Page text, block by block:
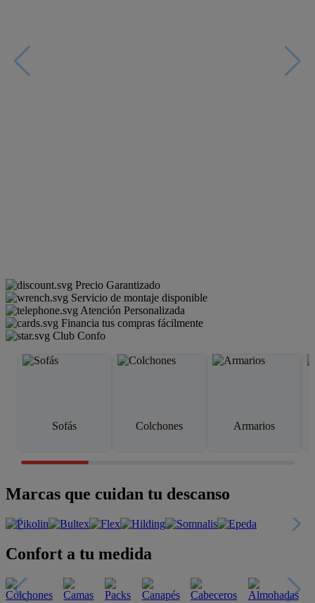
Precio Garantizado
Servicio de montaje disponible
Atención Personalizada
Financia tus compras fácilmente
Club Confo
Sofás Colchones Armarios
Marcas que cuidan tu descanso
Confort a tu medida